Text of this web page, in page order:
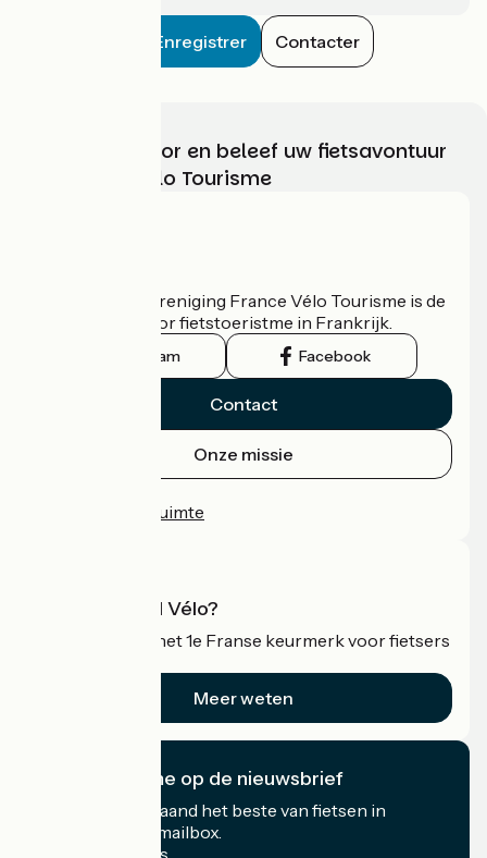
Enregistrer Contacter
Kies, bereid voor en beleef uw fietsavontuur
met France Vélo Tourisme
De nationale vereniging France Vélo Tourisme is de
officiële gids voor fietstoeristme in Frankrijk.
Instagram Facebook
Contact
Onze missie
Professionele ruimte
Wat is Accueil Vélo?
Accueil Vélo is het 1e Franse keurmerk voor fietsers
Meer weten
Ik abonneer me op de nieuwsbrief
Ontvang elke maand het beste van fietsen in
Frankrijk in uw mailbox.